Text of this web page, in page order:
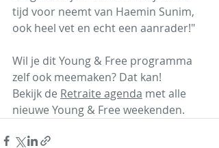
tijd voor neemt van Haemin Sunim,
ook heel vet en echt een aanrader!"
Wil je dit Young & Free programma
zelf ook meemaken? Dat kan!
Bekijk de Retraite agenda met alle
nieuwe Young & Free weekenden.